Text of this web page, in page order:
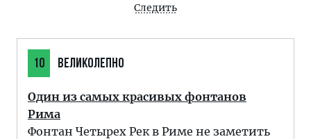
Следить
10 ВЕЛИКОЛЕПНО
Один из самых красивых фонтанов
Рима
Фонтан Четырех Рек в Риме не заметить